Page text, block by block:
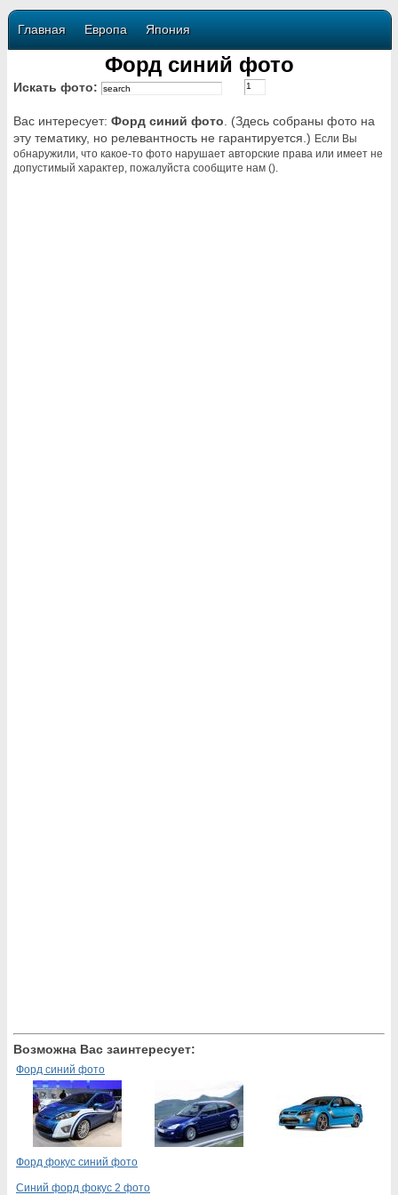
Главная Европа Япония
Форд синий фото
Искать фото:
Вас интересует: Форд синий фото . (Здесь собраны фото на
эту тематику, но релевантность не гарантируется.) Если Вы
обнаружили, что какое-то фото нарушает авторские права или имеет не
допустимый характер, пожалуйста сообщите нам ().
Возможна Вас заинтересует:
Форд синий фото
Форд фокус синий фото
Синий форд фокус 2 фото